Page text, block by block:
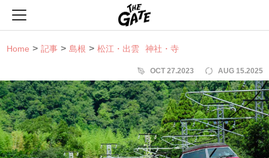
Home 記事 島根 松江・出雲 神社・寺
OCT 27.2023 AUG 15.2025